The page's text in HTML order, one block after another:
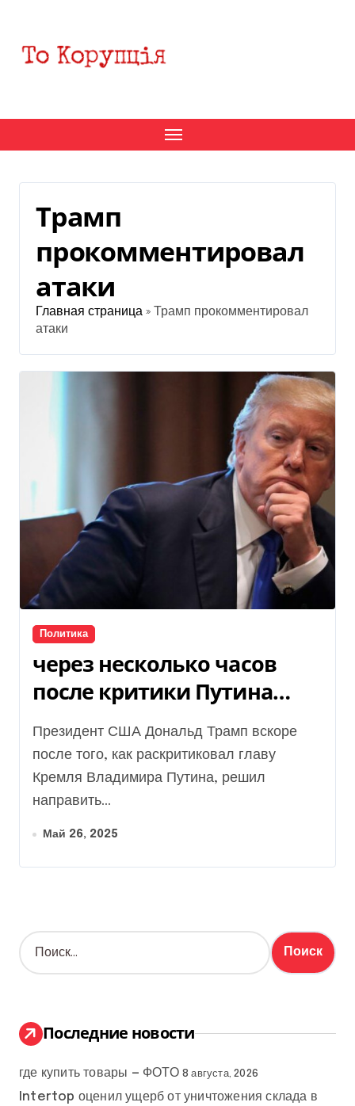
содержанию
Трамп
прокомментировал
атаки
Главная страница » Трамп прокомментировал
атаки
Политика
через несколько часов
после критики Путина
Трамп набросился с
обвинениями на
Зеленского
Президент США Дональд Трамп вскоре
после того, как раскритиковал главу
Кремля Владимира Путина, решил
направить...
Май 26, 2025
Н
а
:
Последние новости
где купить товары — ФОТО 8 августа, 2026
Intertop оценил ущерб от уничтожения склада в